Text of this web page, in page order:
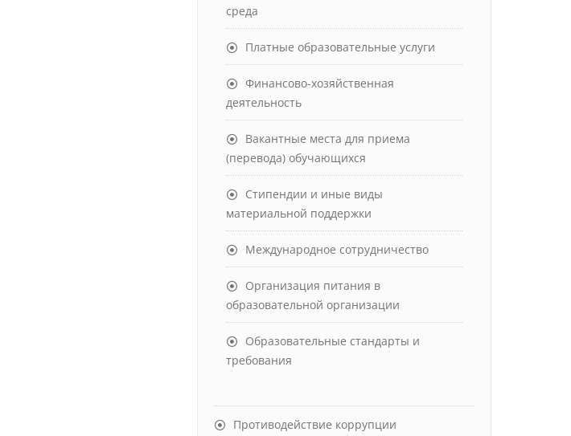
среда
Платные образовательные услуги
Финансово-хозяйственная
деятельность
Вакантные места для приема
(перевода) обучающихся
Стипендии и иные виды
материальной поддержки
Международное сотрудничество
Организация питания в
образовательной организации
Образовательные стандарты и
требования
Противодействие коррупции